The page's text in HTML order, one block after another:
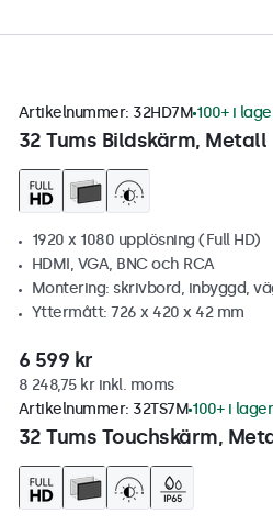
32 Tums Bildskärm, Metall
Artikelnummer: 32HD7M 100+ i
1920 x 1080 upplösning (Full HD)
HDMI, VGA, BNC och RCA
Montering: skrivbord, inbyggd,
Yttermått: 726 x 420 x 42 mm
6 599 kr
8 248,75 kr inkl. moms
32 Tums Touchskärm,
Artikelnummer: 32TS7M 100+ i lager